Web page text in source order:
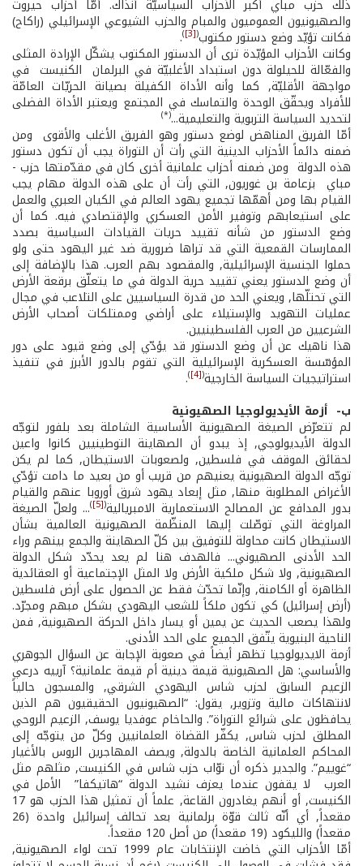
ذلك حزب مباي أكبر الأحزاب السياسيّة آنذاك. أمّا أحزاب حيروت
والصهيونيون العموميون والمبام والحزب الشيوعي الإسرائيلي (راكاح)
فكانت تؤيّد وضع دستور مكتوب(
[3]
)
.
وكانت الأحزاب المؤيّدة ترى أن الدستور المكتوب يشكّل الإرادة المثلى
والفعّالة للحيلولة دون استبداد الأغلبيّة في البرلمان ­ الكنيست ­ في
مواجهة الأقليّة, كما وأنه الأداة الكفيلة بصيانة الحريّات العامّة
للأفراد ويحقّق الوحدة والتماسك في المجتمع ويعتبر الأداة الفضلى
لتحديد السياسة التربوية والتعليمية...(*)
أمّا الفريق المناهض لوضع دستور وهو الفريق الأغلب والأقوى ­ ومن
ضمنه دائماً الأحزاب الدينية التي رأت أن التوراة يجب أن تكون دستور
هذه الدولة ­ ومن ضمنه أحزاب علمانية أخرى كان في مقدّمتها حزب ­
مباي ­ بزعامة بن غوريون, التي رأت أن على هذه الدولة مهام يجب
القيام بها ومن أهمّها تجميع يهود العالم في الكيان العبري والعمل
على استيعابهم وتوفير الأمن العسكري والإقتصادي فيه. كما أن
وضع الدستور من شأنه تقييد حريات القيادات السياسية بصدد
الممارسات القمعية التي قد تراها ضرورية ضد غير اليهود حتى ولو
حملوا الجنسية الإسرائيلية, والمقصود بهم العرب. هذا بالإضافة إلى
أن وضع الدستور يعني تقييد حرية الدولة في ما يتعلّق برقعة الأرض
التي تحتلّها, ويعني الحد من قدرة السياسيين على التلاعب في مجال
عمليات التهويد والإستيلاء على أراضي وممتلكات أصحاب الأرض
الشرعيين من العرب الفلسطينيين.
هذا ناهيك عن أن وضع الدستور قد يؤدّي إلى وضع قيود على دور
المؤسّسة العسكرية الإسرائيلية التي تقوم بالدور الأبرز في تنفيذ
استراتيجيات السياسة الخارجية(
[4]
)
.
ب- ­ أزمة الأيديولوجيا الصهيونية
لم تتعرّض الصيغة الصهيونية الأساسية الشاملة بعد بلفور لتوجّه
الدولة الأيديولوجي, إذ يبدو أن الصهاينة التوطينيين كانوا واعين
لحقائق الموقف في فلسطين, ولصعوبات الاستيطان, كما لم يكن
توجّه الدولة الصهيونية يعنيهم من قريب أو من بعيد ما دامت تؤدّي
الأغراض المطلوبة منها, مثل إبعاد يهود شرق أوروبا عنهم والقيام
بدور المدافع عن المصالح الاستعمارية الامبريالية(
[5]
)... ولعلّ الصيغة
المراوغة التي توصّلت إليها المنظّمة الصهيونية العالمية بشأن
الاستيطان كانت محاولة للتوفيق بين كلّ الصهاينة والجمع بينهم وراء
الحد الأدنى الصهيوني... فالهدف هنا لم يعد يحدّد شكل الدولة
الصهيونية, ولا شكل ملكية الأرض ولا المثل الإجتماعية أو العقائدية
الظاهرة أو الكامنة, وإنّما تحدّث فقط عن الحصول على أرض فلسطين
(أرض إسرائيل) كي تكون ملكاً للشعب اليهودي بشكل مبهم ومجرّد.
ولهذا يصعب الحديث عن يمين أو يسار داخل الحركة الصهيونية, فمن
الناحية البنيوية يتّفق الجميع على الحد الأدنى.
أزمة الايديولوجيا تظهر أيضاً في صعوبة الإجابة عن السؤال الجوهري
والأساسي: هل الصهيونية قيمة دينية أم قيمة علمانية؟ آرييه درعي
الزعيم السابق لحزب شاس اليهودي الشرقي, والمسجون حالياً
لانتهاكات مالية وتزوير, يقول: “الصهيونيون الحقيقيون هم الذين
يحافظون على شرائع التوراة”. والحاخام عوفديا يوسف, الزعيم الروحي
المطلق لحزب شاس, يكفّر القضاة العلمانيين وكلّ من يتوجّه إلى
المحاكم العلمانية الخاصة بالدولة, ويصف المهاجرين الروس بالأغيار
“غوييم”. والجدير ذكره أن نوّاب حزب شاس في الكنيست, مثلهم مثل
العرب ­ لا يقفون عندما يعزف نشيد الدولة “هاتيكفا” ­ الأمل في
الكنيست, أو أنهم يغادرون القاعة, علماً أن تمثيل هذا الحزب هو 17
مقعداً, أي أنّه ثالث قوّة برلمانية بعد تحالف إسرائيل واحدة (26
مقعداً) والليكود (19 مقعداً) من أصل 120 مقعداً.
أمّا الأحزاب التي خاضت الإنتخابات عام 1999 تحت لواء الصهيونية,